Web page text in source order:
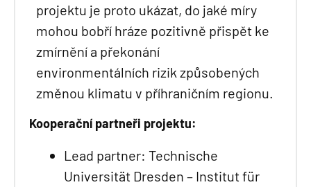
projektu je proto ukázat, do jaké míry
mohou bobří hráze pozitivně přispět ke
zmírnění a překonání
environmentálních rizik způsobených
změnou klimatu v příhraničním regionu.
Kooperační partneři projektu:
Lead partner: Technische
Universität Dresden – Institut für